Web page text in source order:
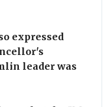
expressed
leader was